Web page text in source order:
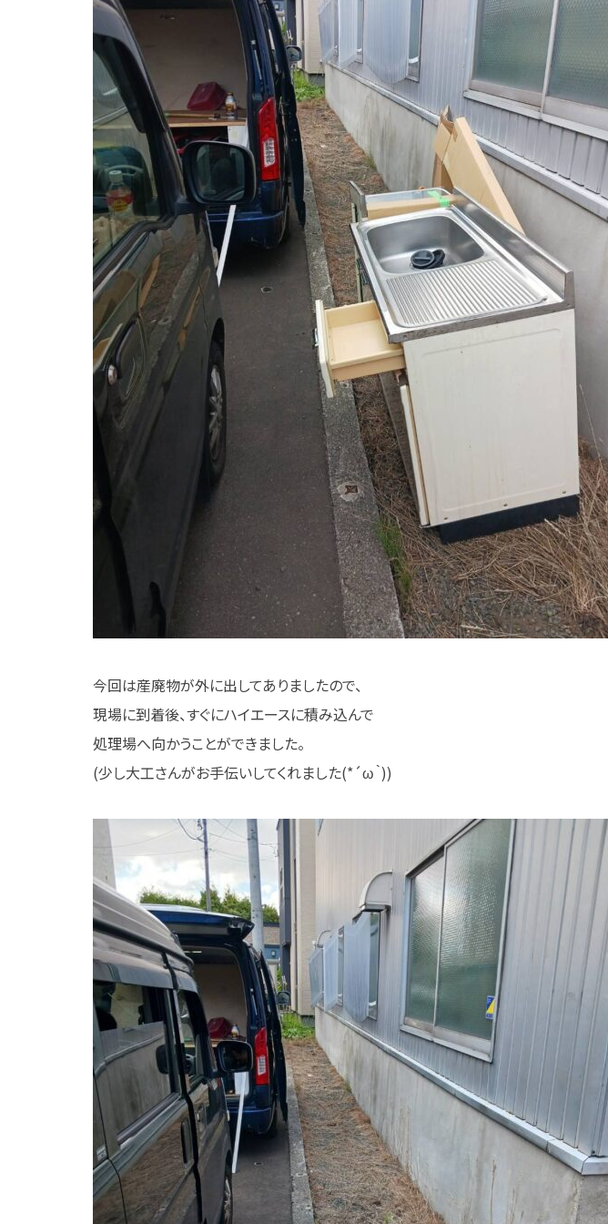
今回は産廃物が外に出してありましたので、
現場に到着後、すぐにハイエースに積み込んで
処理場へ向かうことができました。
(少し大工さんがお手伝いしてくれました(*´ω｀))